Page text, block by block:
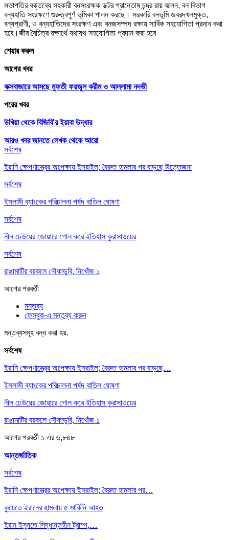
সভাপতির বক্তব্যে সহকারী বনসংরক্ষক ডক্টর প্রান্তোষ চন্দ্র রায় বলেন, বন বিভাগ
বন্যহাতি সংরক্ষণে গুরুত্বপূর্ণ ভূমিকা পালন করছে। সরকারি বনভূমি জবরদখলমুক্ত,
বন্যপ্রাণী, ও বন্যহাতিদের সংরক্ষণ এবং বনজসম্পদ রক্ষায় সার্বিক সহযোগিতা প্রদান করা
হবে।জীব বৈচিত্র রক্ষার্থে যথাযথ সহযোগিতা প্রদান করা হবে
শেয়ার করুন
আগের খবর
কক্সবাজারে আসছে মুফতী ফয়জুল করীম ও আল্লামা নদভী
পরের খবর
উখিয়া থেকে বিজিবি’র ইয়াবা উদ্ধার
আরও খবর জানতে লেখক থেকে আরো
সর্বশেষ
ইরানি ক্ষেপণাস্ত্রের অপেক্ষায় ইসরাইল; বৈরুত হামলার পর বাড়ছে উত্তেজনা
সর্বশেষ
ইসলামী ব্যাংকের পরিচালনা পর্ষদ বাতিল ঘোষণা
সর্বশেষ
নীল ঢেউয়ের জোয়ারে গোল করে ইতিহাস কুরাসাওয়ের
সর্বশেষ
রাঙামাটির বরকলে নৌকাডুবি, নিখোঁজ ১
আগেরপরবর্তী
মন্তব্য
ফেসবুক-এ মন্তব্য করুন
মন্তব্যসমূহ বন্ধ করা হয়.
সর্বশেষ
ইরানি ক্ষেপণাস্ত্রের অপেক্ষায় ইসরাইল; বৈরুত হামলার পর বাড়ছে…
ইসলামী ব্যাংকের পরিচালনা পর্ষদ বাতিল ঘোষণা
নীল ঢেউয়ের জোয়ারে গোল করে ইতিহাস কুরাসাওয়ের
রাঙামাটির বরকলে নৌকাডুবি, নিখোঁজ ১
আগেরপরবর্তী ১ এর ৬,৮৪৮
আন্তর্জাতিক
সর্বশেষ
ইরানি ক্ষেপণাস্ত্রের অপেক্ষায় ইসরাইল; বৈরুত হামলার পর…
কুয়েতে ইরানের হামলায় ৫ মার্কিনি আহত
ইরান ইস্যুতে সিদ্ধান্তহীন ট্রাম্প,…